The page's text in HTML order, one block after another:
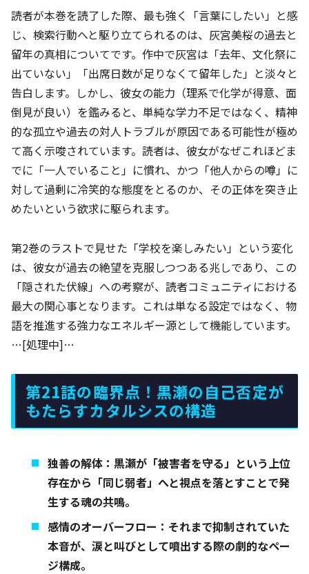
読者が本巻を読了した際、最も強く「言葉にしたい」と感
じ、検索行動へと駆り立てられるのは、灰宮美桜の過去と
留年の真相についてです。作中で灰宮は「去年、文化祭に
出ていない」「出席日数が足りなくて留年した」と淡々と
告白します。しかし、彼女の能力（理系で化学が得意、面
倒見が良い）を鑑みると、単純な学力不足ではなく、精神
的な孤立や過去の対人トラブルが原因である可能性が極め
て高く示唆されています。読者は、彼女がなぜこれほどま
でに「一人でいること」に慣れ、かつ「他人からの噂」に
対して過剰に冷笑的な態度をとるのか、その正体を突き止
めたいという欲求に駆られます。
第2巻のラストで見せた「学校を楽しみたい」という変化
は、彼女が過去の絶望を克服しつつある兆しであり、この
「隠された伏線」への考察が、読者コミュニティにおける
最大の関心事となります。これは単なる設定ではなく、物
語を推進する強力なエネルギー源として機能しています。
…[処理中]…
第21話の臨界点！黒瀬の自己否定が
もたらすカタルシスの構造
独善の解体：黒瀬が「被害者を守る」という上位
存在から「同じ弱者」へと視点を落とすことで発
生する魂の共鳴。
感情のオーバーフロー：それまで抑制されていた
本音が、涙と叫びとして噴出する際の劇的なペー
ジ構成。